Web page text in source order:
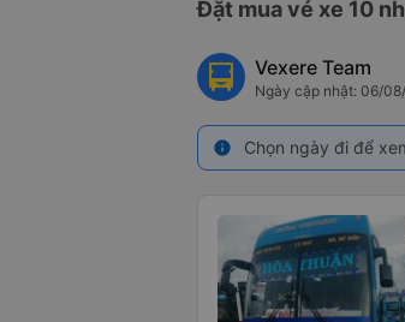
Đặt mua vé xe 10
Vexere Team
Ngày cập nhật: 06/
info Chọn ngày đi để